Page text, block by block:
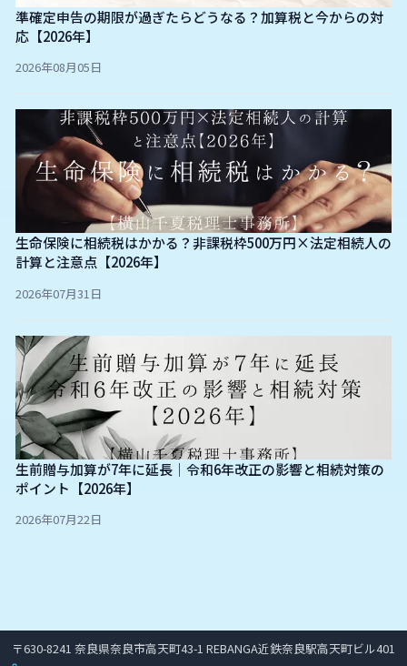
準確定申告の期限が過ぎたらどうなる？加算税と今からの対
応【2026年】
2026年08月05日
生命保険に相続税はかかる？非課税枠500万円×法定相続人の
計算と注意点【2026年】
2026年07月31日
生前贈与加算が7年に延長｜令和6年改正の影響と相続対策の
ポイント【2026年】
2026年07月22日
〒630-8241 奈良県奈良市高天町43-1 REBANGA近鉄奈良駅高天町ビル401